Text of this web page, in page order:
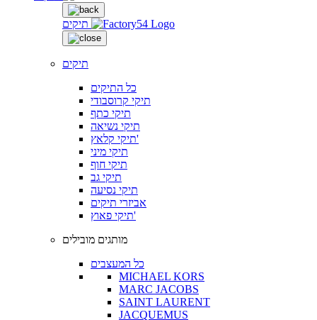
תיקים
תיקים
כל התיקים
תיקי קרוסבודי
תיקי כתף
תיקי נשיאה
תיקי קלאץ'
תיקי מיני
תיקי חוף
תיקי גב
תיקי נסיעה
אביזרי תיקים
תיקי פאוץ'
מותגים מובילים
כל המעצבים
MICHAEL KORS
MARC JACOBS
SAINT LAURENT
JACQUEMUS